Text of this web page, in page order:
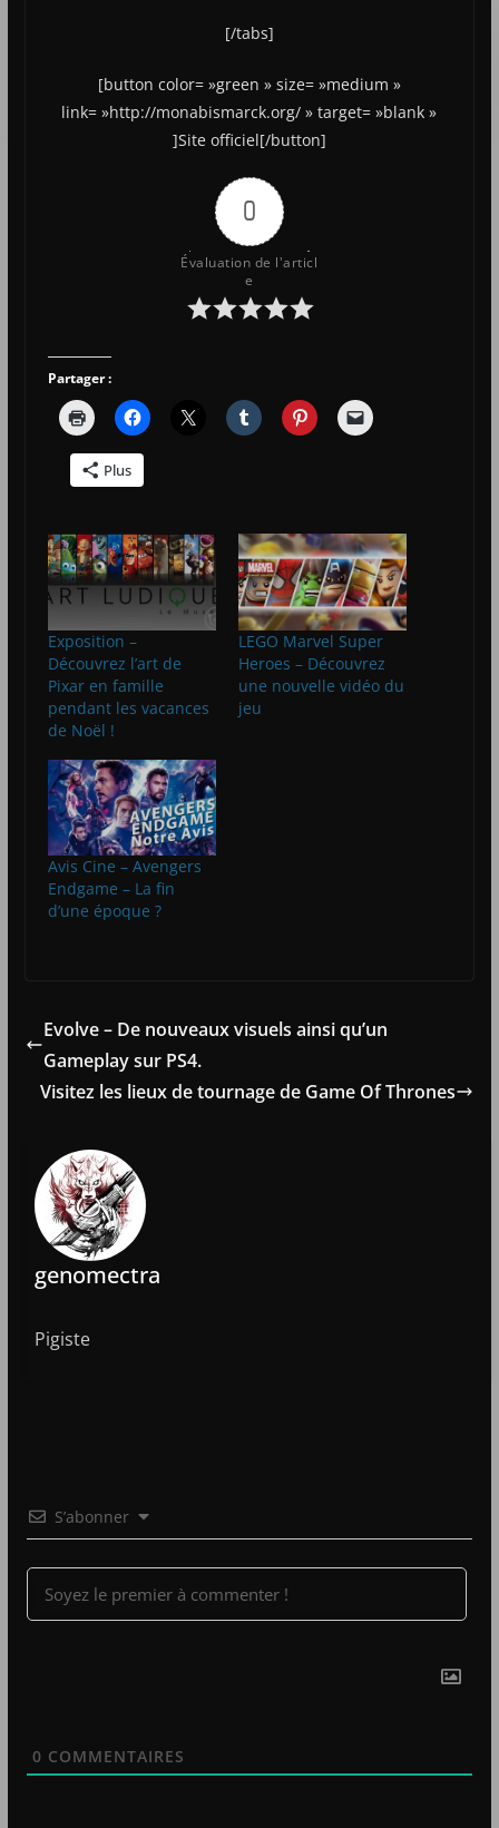
[/tabs]
[button color= »green » size= »medium »
link= »http://monabismarck.org/ » target= »blank »
]Site officiel[/button]
0
Évaluation de l'articl
e
Partager :
Plus
Exposition –
Découvrez l’art de
Pixar en famille
pendant les vacances
de Noël !
LEGO Marvel Super
Heroes – Découvrez
une nouvelle vidéo du
jeu
Avis Cine – Avengers
Endgame – La fin
d’une époque ?
Evolve – De nouveaux visuels ainsi qu’un
Gameplay sur PS4.
Visitez les lieux de tournage de Game Of Thrones
genomectra
Pigiste
S’abonner
0 COMMENTAIRES